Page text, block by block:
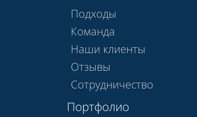
Подходы
Команда
Наши клиенты
Отзывы
Сотрудничество
Портфолио